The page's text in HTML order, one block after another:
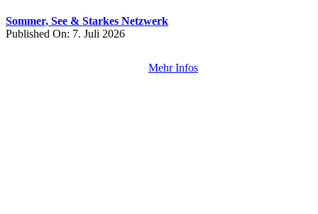
Sommer, See & Starkes Netzwerk
Published On: 7. Juli 2026
Mehr Infos